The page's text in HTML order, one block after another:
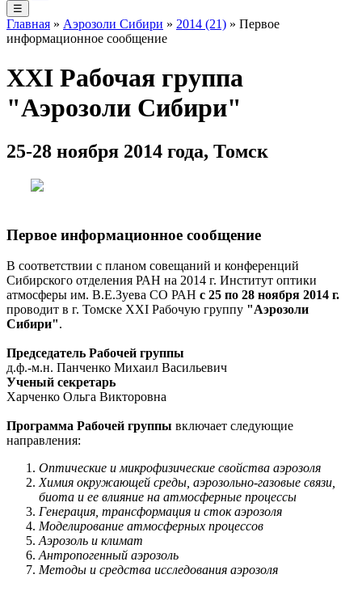
☰
Главная » Аэрозоли Сибири » 2014 (21) » Первое
информационное сообщение
XXI Рабочая группа
"Аэрозоли Сибири"
25-28 ноября 2014 года, Томск
Первое информационное сообщение
В соответствии с планом совещаний и конференций
Сибирского отделения РАН на 2014 г. Институт оптики
атмосферы им. В.Е.Зуева СО РАН с 25 по 28 ноября 2014 г.
проводит в г. Томске XXI Рабочую группу "Аэрозоли
Сибири".
Председатель Рабочей группы
д.ф.-м.н. Панченко Михаил Васильевич
Ученый секретарь
Харченко Ольга Викторовна
Программа Рабочей группы включает следующие
направления:
Оптические и микрофизические свойства аэрозоля
Химия окружающей среды, аэрозольно-газовые связи,
биота и ее влияние на атмосферные процессы
Генерация, трансформация и сток аэрозоля
Моделирование атмосферных процессов
Аэрозоль и климат
Антропогенный аэрозоль
Методы и средства исследования аэрозоля